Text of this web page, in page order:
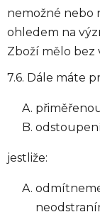
nemožné nebo
ohledem na
Zboží mělo bez
7.6. Dále máte
jestliže: